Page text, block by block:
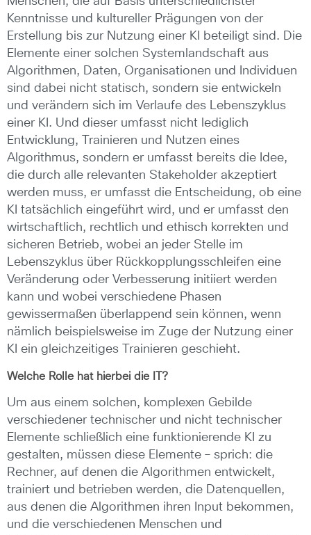
Kenntnisse und kultureller Prägungen von der
Erstellung bis zur Nutzung einer KI beteiligt sind. Die
Elemente einer solchen Systemlandschaft aus
Algorithmen, Daten, Organisationen und Individuen
sind dabei nicht statisch, sondern sie entwickeln
und verändern sich im Verlaufe des Lebenszyklus
einer KI. Und dieser umfasst nicht lediglich
Entwicklung, Trainieren und Nutzen eines
Algorithmus, sondern er umfasst bereits die Idee,
die durch alle relevanten Stakeholder akzeptiert
werden muss, er umfasst die Entscheidung, ob eine
KI tatsächlich eingeführt wird, und er umfasst den
wirtschaftlich, rechtlich und ethisch korrekten und
sicheren Betrieb, wobei an jeder Stelle im
Lebenszyklus über Rückkopplungsschleifen eine
Veränderung oder Verbesserung initiiert werden
kann und wobei verschiedene Phasen
gewissermaßen überlappend sein können, wenn
nämlich beispielsweise im Zuge der Nutzung einer
KI ein gleichzeitiges Trainieren geschieht.
Welche Rolle hat hierbei die IT?
Um aus einem solchen, komplexen Gebilde
verschiedener technischer und nicht technischer
Elemente schließlich eine funktionierende KI zu
gestalten, müssen diese Elemente – sprich: die
Rechner, auf denen die Algorithmen entwickelt,
trainiert und betrieben werden, die Datenquellen,
aus denen die Algorithmen ihren Input bekommen,
und die verschiedenen Menschen und